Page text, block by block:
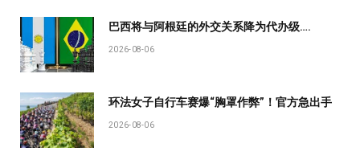
巴西将与阿根廷的外交关系降为代办级….
2026-08-06
环法女子自行车赛爆“胸罩作弊”！官方急出手
2026-08-06